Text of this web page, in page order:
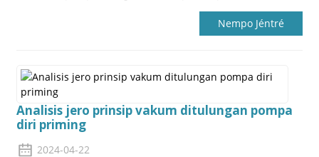
Nempo Jéntré
Analisis jero prinsip vakum ditulungan pompa
diri priming
2024-04-22